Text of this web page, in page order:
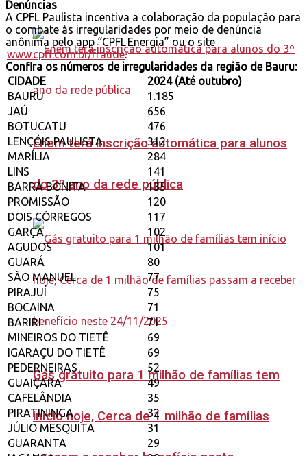
Enem terá inscrição automática para alunos
do 3º ano da rede pública
Gás gratuito para 1 milhão de famílias tem
início hoje, Cerca de 1 milhão de famílias
Denúncias
A CPFL Paulista incentiva a colaboração da população para
o combate às irregularidades por meio de denúncia
anônima pelo app “CPFL Energia” ou o site
www.cpfl.com.br/fraude.
Confira os números de irregularidades da região de Bauru:
CIDADE
2024 (Até outubro)
BAURU
1.185
JAÚ
656
BOTUCATU
476
LENÇÓIS PAULISTA
312
MARÍLIA
284
LINS
141
BARRA BONITA
135
PROMISSÃO
120
DOIS CÓRREGOS
117
GARÇA
102
AGUDOS
101
GUARÁ
80
SÃO MANUEL
77
PIRAJUÍ
75
BOCAINA
71
BARIRI
71
MINEIROS DO TIETÊ
69
IGARAÇU DO TIETÊ
69
PEDERNEIRAS
52
GUAIÇARA
49
CAFELÂNDIA
35
PIRATININGA
32
JÚLIO MESQUITA
31
GUARANTA
29